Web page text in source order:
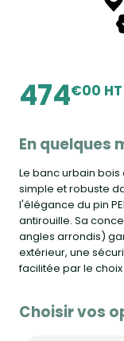
474€00 HT
En quelques
Le banc urbain
simple et robuste
l'élégance du pin
antirouille. Sa
angles arrondis)
extérieur, une
facilitée par le
Choisir vos